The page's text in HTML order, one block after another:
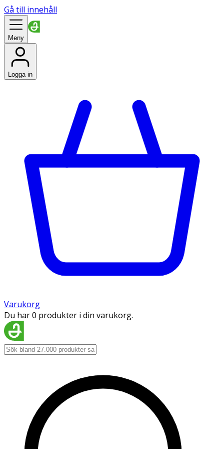
Gå till innehåll
Meny
Logga in
Varukorg
Du har 0 produkter i din varukorg.